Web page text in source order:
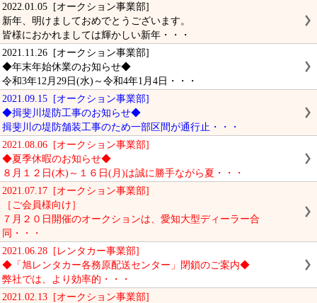
2022.01.05 [オークション事業部]
新年、明けましておめでとうございます。
皆様におかれましては輝かしい新年・・・
2021.11.26 [オークション事業部]
◆年末年始休業のお知らせ◆
令和3年12月29日(水)～令和4年1月4日・・・
2021.09.15 [オークション事業部]
◆揖斐川堤防工事のお知らせ◆
揖斐川の堤防舗装工事のため一部区間が通行止・・・
2021.08.06 [オークション事業部]
◆夏季休暇のお知らせ◆
８月１２日(木)～１６日(月)は誠に勝手ながら夏・・・
2021.07.17 [オークション事業部]
［ご会員様向け］
７月２０日開催のオークションは、愛知大型ディーラー合
同・・・
2021.06.28 [レンタカー事業部]
◆「旭レンタカー各務原配送センター」閉鎖のご案内◆
弊社では、より効率的・・・
2021.02.13 [オークション事業部]